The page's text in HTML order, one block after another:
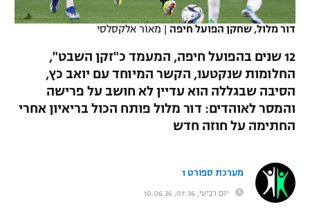
תוצאות
לוח שידורים
ברחבה
"מחצית בשכונה" – פודקאסט
הפועל תל אביב
הפועל חיפה
הפועל באר שבע
מכבי נתניה
ליגה הולנדית
ליגה סינית
ליגה ברזילאית
דני אבדיה
אגרוף
ספורט אולימפי
היאבקות WWE
דור מלול, שחקן הפועל חיפה | מאור אלקסלסי
12 שנים בהפועל חיפה, המעמד כ"זקן השבט",
החלומות שנקטעו, הקשר המיוחד עם יואב כץ,
הסיבה שבגללה הוא עדיין לא חושב על פרישה
והמסר לאוהדים: דור מלול פותח הכול בריאיון אחרי
החתימה על חוזה חדש
מערכת ספורט 1
יום רביעי, 07:36, 10.06.26